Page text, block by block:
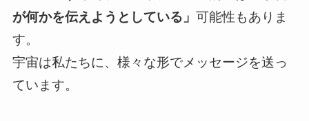
が何かを伝えようとしている」 可能性もありま
す。
宇宙は私たちに、様々な形でメッセージを送っ
ています。